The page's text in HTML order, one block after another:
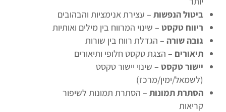
ביטול הנפשות– עצירת אנימציות והבהובים
ריווח טקסט– שינוי המרווח בין מילים ואותיות
גובה שורה – הגדלת רווח בין שורות
תיאורים – הצגת טקסט חלופי ותיאורים
יישור טקסט– שינוי יישור טקסט
(לשמאל/ימין/מרכז)
הסתרת תמונות– הסתרת תמונות לשיפור
קריאות